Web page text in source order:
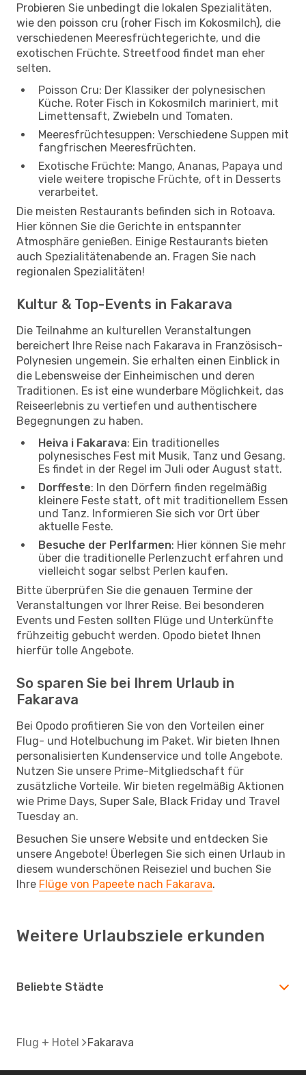
Probieren Sie unbedingt die lokalen Spezialitäten,
wie den poisson cru (roher Fisch im Kokosmilch), die
verschiedenen Meeresfrüchtegerichte, und die
exotischen Früchte. Streetfood findet man eher
selten.
Poisson Cru: Der Klassiker der polynesischen
Küche. Roter Fisch in Kokosmilch mariniert, mit
Limettensaft, Zwiebeln und Tomaten.
Meeresfrüchtesuppen: Verschiedene Suppen mit
fangfrischen Meeresfrüchten.
Exotische Früchte: Mango, Ananas, Papaya und
viele weitere tropische Früchte, oft in Desserts
verarbeitet.
Die meisten Restaurants befinden sich in Rotoava.
Hier können Sie die Gerichte in entspannter
Atmosphäre genießen. Einige Restaurants bieten
auch Spezialitätenabende an. Fragen Sie nach
regionalen Spezialitäten!
Kultur & Top-Events in Fakarava
Die Teilnahme an kulturellen Veranstaltungen
bereichert Ihre Reise nach Fakarava in Französisch-
Polynesien ungemein. Sie erhalten einen Einblick in
die Lebensweise der Einheimischen und deren
Traditionen. Es ist eine wunderbare Möglichkeit, das
Reiseerlebnis zu vertiefen und authentischere
Begegnungen zu haben.
Heiva i Fakarava: Ein traditionelles
polynesisches Fest mit Musik, Tanz und Gesang.
Es findet in der Regel im Juli oder August statt.
Dorffeste: In den Dörfern finden regelmäßig
kleinere Feste statt, oft mit traditionellem Essen
und Tanz. Informieren Sie sich vor Ort über
aktuelle Feste.
Besuche der Perlfarmen: Hier können Sie mehr
über die traditionelle Perlenzucht erfahren und
vielleicht sogar selbst Perlen kaufen.
Bitte überprüfen Sie die genauen Termine der
Veranstaltungen vor Ihrer Reise. Bei besonderen
Events und Festen sollten Flüge und Unterkünfte
frühzeitig gebucht werden. Opodo bietet Ihnen
hierfür tolle Angebote.
So sparen Sie bei Ihrem Urlaub in
Fakarava
Bei Opodo profitieren Sie von den Vorteilen einer
Flug- und Hotelbuchung im Paket. Wir bieten Ihnen
personalisierten Kundenservice und tolle Angebote.
Nutzen Sie unsere Prime-Mitgliedschaft für
zusätzliche Vorteile. Wir bieten regelmäßig Aktionen
wie Prime Days, Super Sale, Black Friday und Travel
Tuesday an.
Besuchen Sie unsere Website und entdecken Sie
unsere Angebote! Überlegen Sie sich einen Urlaub in
diesem wunderschönen Reiseziel und buchen Sie
Ihre Flüge von Papeete nach Fakarava.
Weitere Urlaubsziele erkunden
Beliebte Städte
Flug + Hotel Fakarava